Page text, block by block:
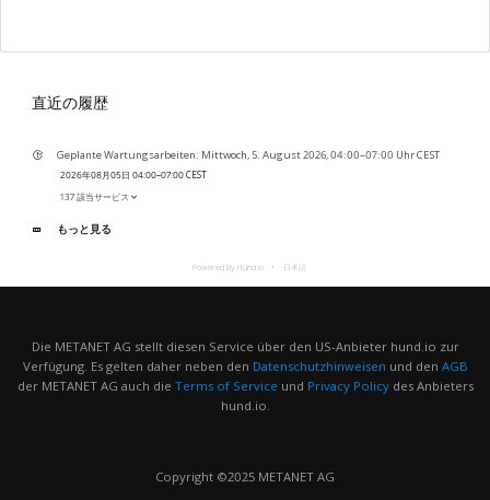
直近の履歴
Geplante Wartungsarbeiten: Mittwoch, 5. August 2026, 04:00–07:00 Uhr CEST
2026年08月05日 04:00–07:00 CEST
137 該当サービス
もっと見る
Powered By Hund.io 日本語
Die METANET AG stellt diesen Service über den US-Anbieter hund.io zur
Verfügung. Es gelten daher neben den Datenschutzhinweisen und den AGB
der METANET AG auch die Terms of Service und Privacy Policydes Anbieters
hund.io.
Copyright ©2025 METANET AG